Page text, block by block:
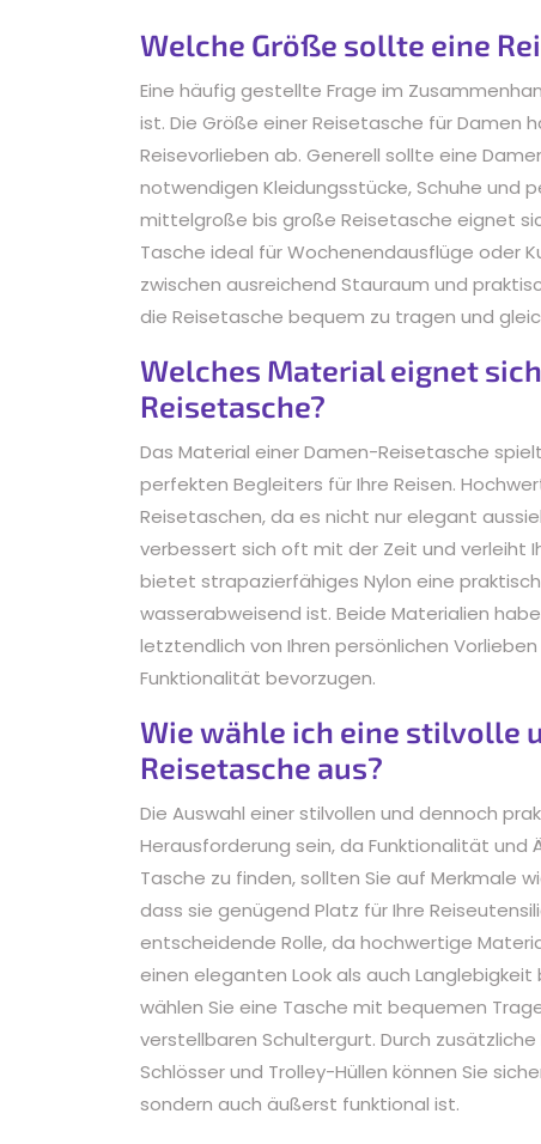
Welche Größe sollte eine
Eine häufig gestellte Frage im
ist. Die Größe einer Reisetasche für Damen
Reisevorlieben ab. Generell sollte eine
notwendigen Kleidungsstücke, Schuhe und
mittelgroße bis große Reisetasche eignet
Tasche ideal für Wochenendausflüge oder
zwischen ausreichend Stauraum und
die Reisetasche bequem zu tragen und
Welches Material eignet
Reisetasche?
Das Material einer Damen-Reisetasche
perfekten Begleiters für Ihre Reisen.
Reisetaschen, da es nicht nur elegant
verbessert sich oft mit der Zeit und verleiht
bietet strapazierfähiges Nylon eine
wasserabweisend ist. Beide Materialien
letztendlich von Ihren persönlichen
Funktionalität bevorzugen.
Wie wähle ich eine stilvolle
Reisetasche aus?
Die Auswahl einer stilvollen und dennoch
Herausforderung sein, da Funktionalität
Tasche zu finden, sollten Sie auf Merkmale
dass sie genügend Platz für Ihre
entscheidende Rolle, da hochwertige
einen eleganten Look als auch
wählen Sie eine Tasche mit bequemen
verstellbaren Schultergurt. Durch
Schlösser und Trolley-Hüllen können Sie
sondern auch äußerst funktional ist.